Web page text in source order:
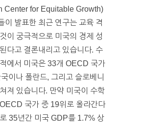
Center for Equitable Growth)
이 발표한 최근 연구는 교육 격
이 궁극적으로 미국의 경제 성
다고 결론내리고 있습니다. 수
에서 미국은 33개 OECD 국가
이나 폴란드, 그리고 슬로베니
져 있습니다. 만약 미국이 수학
국가 중 19위로 올라간다
35년간 미국 GDP를 1.7% 상